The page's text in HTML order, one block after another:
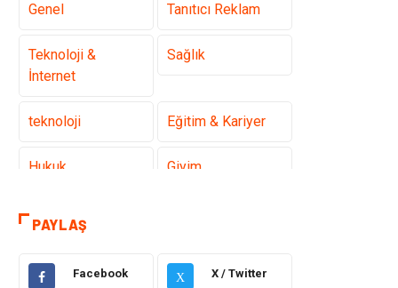
Genel Tanıtıcı Reklam
Teknoloji &
İnternet
Sağlık
teknoloji Eğitim & Kariyer
Hukuk Giyim
Elektronik
PAYLAŞ
Facebook X X / Twitter